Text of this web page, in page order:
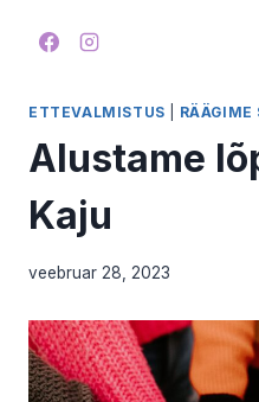
ETTEVALMISTUS RÄÄGIME
Alustame
Kaju
veebruar 28, 2023